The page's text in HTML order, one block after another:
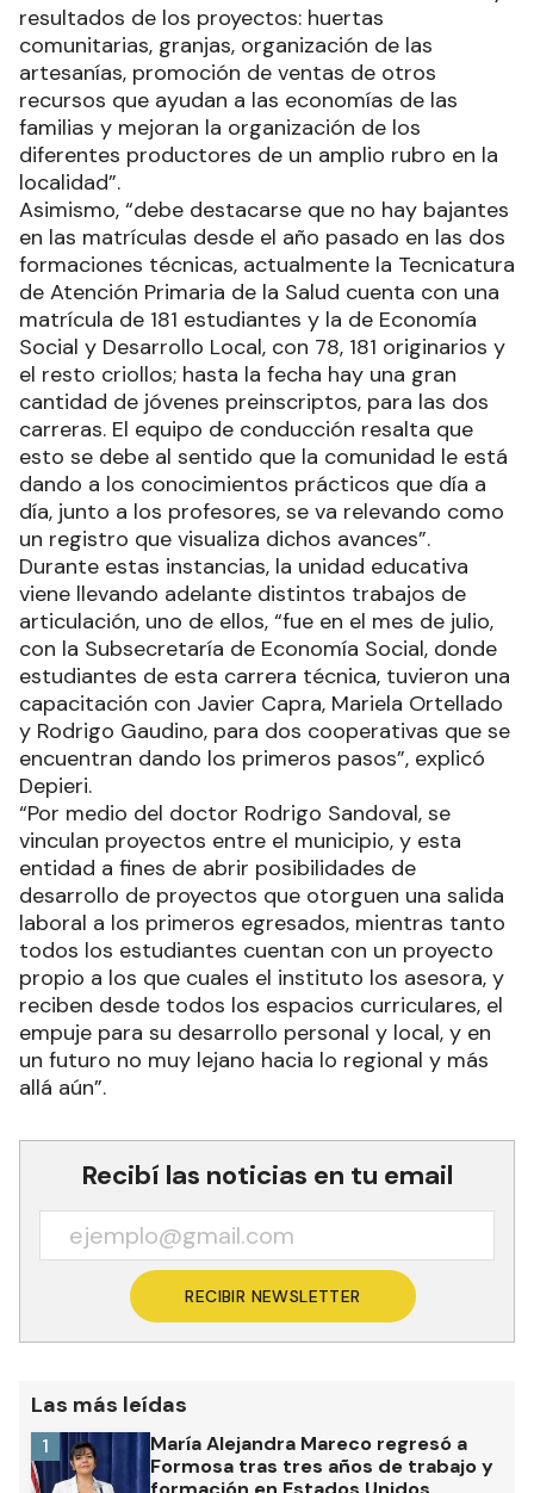
resultados de los proyectos: huertas
comunitarias, granjas, organización de las
artesanías, promoción de ventas de otros
recursos que ayudan a las economías de las
familias y mejoran la organización de los
diferentes productores de un amplio rubro en la
localidad”.
Asimismo, “debe destacarse que no hay bajantes
en las matrículas desde el año pasado en las dos
formaciones técnicas, actualmente la Tecnicatura
de Atención Primaria de la Salud cuenta con una
matrícula de 181 estudiantes y la de Economía
Social y Desarrollo Local, con 78, 181 originarios y
el resto criollos; hasta la fecha hay una gran
cantidad de jóvenes preinscriptos, para las dos
carreras. El equipo de conducción resalta que
esto se debe al sentido que la comunidad le está
dando a los conocimientos prácticos que día a
día, junto a los profesores, se va relevando como
un registro que visualiza dichos avances”.
Durante estas instancias, la unidad educativa
viene llevando adelante distintos trabajos de
articulación, uno de ellos, “fue en el mes de julio,
con la Subsecretaría de Economía Social, donde
estudiantes de esta carrera técnica, tuvieron una
capacitación con Javier Capra, Mariela Ortellado
y Rodrigo Gaudino, para dos cooperativas que se
encuentran dando los primeros pasos”, explicó
Depieri.
“Por medio del doctor Rodrigo Sandoval, se
vinculan proyectos entre el municipio, y esta
entidad a fines de abrir posibilidades de
desarrollo de proyectos que otorguen una salida
laboral a los primeros egresados, mientras tanto
todos los estudiantes cuentan con un proyecto
propio a los que cuales el instituto los asesora, y
reciben desde todos los espacios curriculares, el
empuje para su desarrollo personal y local, y en
un futuro no muy lejano hacia lo regional y más
allá aún”.
Recibí las noticias en tu email
RECIBIR NEWSLETTER
Las más leídas
María Alejandra Mareco regresó a
Formosa tras tres años de trabajo y
1